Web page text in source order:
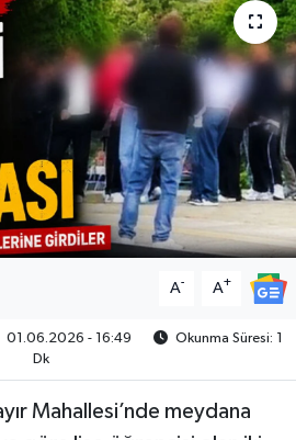
A- A+
01.06.2026 - 16:49
Okunma Süresi: 1
Dk
Mahallesi’nde meydana